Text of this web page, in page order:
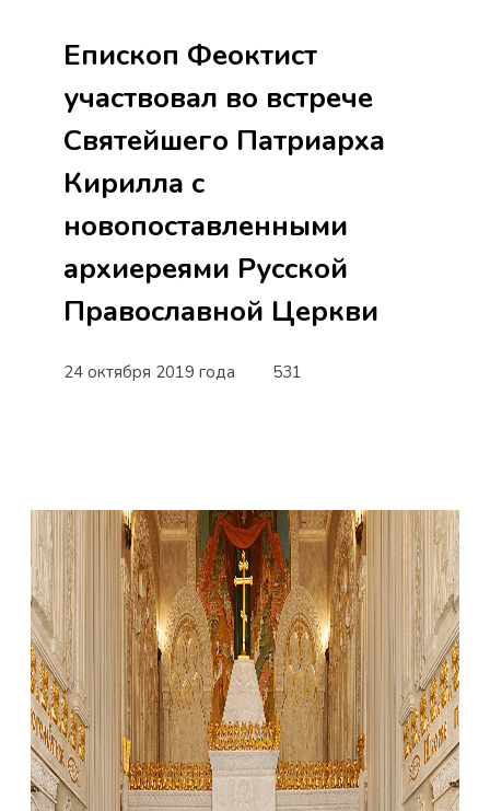
Епископ Феоктист
участвовал во встрече
Святейшего Патриарха
Кирилла с
новопоставленными
архиереями Русской
Православной Церкви
24 октября 2019 года 531